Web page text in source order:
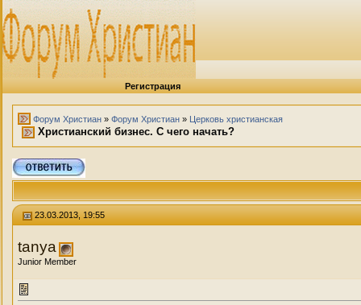
Регистрация
Форум Христиан » Форум Христиан » Церковь христианская
Христианский бизнес. С чего начать?
23.03.2013, 19:55
tanya
Junior Member